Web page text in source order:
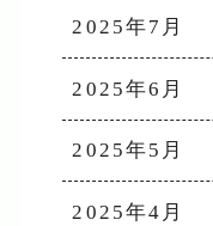
2025年7月
2025年6月
2025年5月
2025年4月